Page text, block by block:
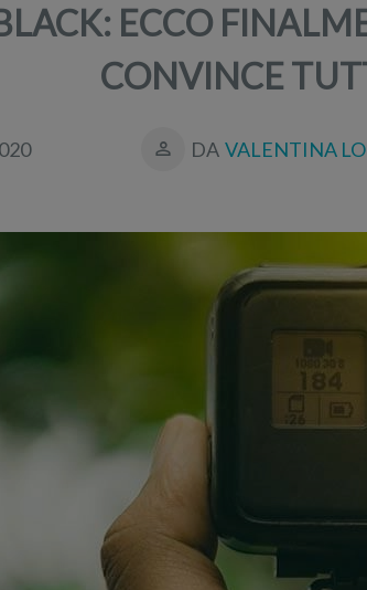
ECCO
CONVINCE
DA VALENTINA